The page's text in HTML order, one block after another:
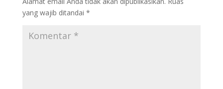
yang wajib ditandai *